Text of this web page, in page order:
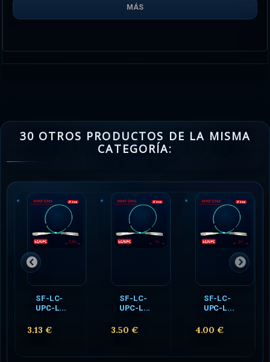
MÁS
30 OTROS PRODUCTOS DE LA MISMA
CATEGORÍA:
SF-LC-
UPC-L...
3.13 €
SF-LC-
UPC-L...
3.50 €
SF-LC-
UPC-L...
4.00 €